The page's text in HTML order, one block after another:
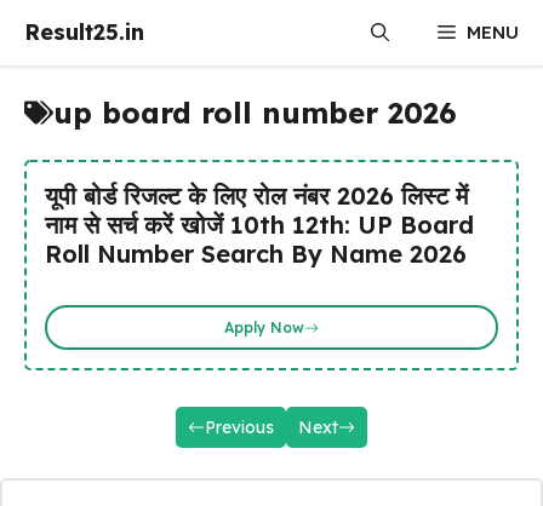
Result25.in MENU
up board roll number 2026
यूपी बोर्ड रिजल्ट के लिए रोल नंबर 2026 लिस्ट में
नाम से सर्च करें खोजें 10th 12th: UP Board
Roll Number Search By Name 2026
Apply Now
Previous Next